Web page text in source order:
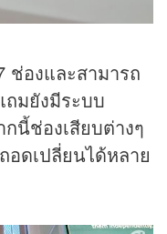
ช่องและสามารถ
ถมยังมีระบบ
นี้ช่องเสียบต่างๆ
อดเปลี่ยนได้หลาย